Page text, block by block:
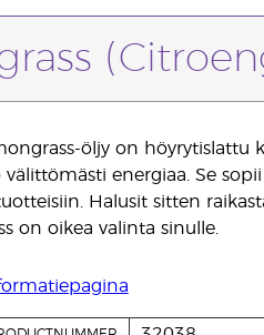
öljy on höyrytislattu
energiaa. Se
Halusit sitten
on oikea valinta sinulle.